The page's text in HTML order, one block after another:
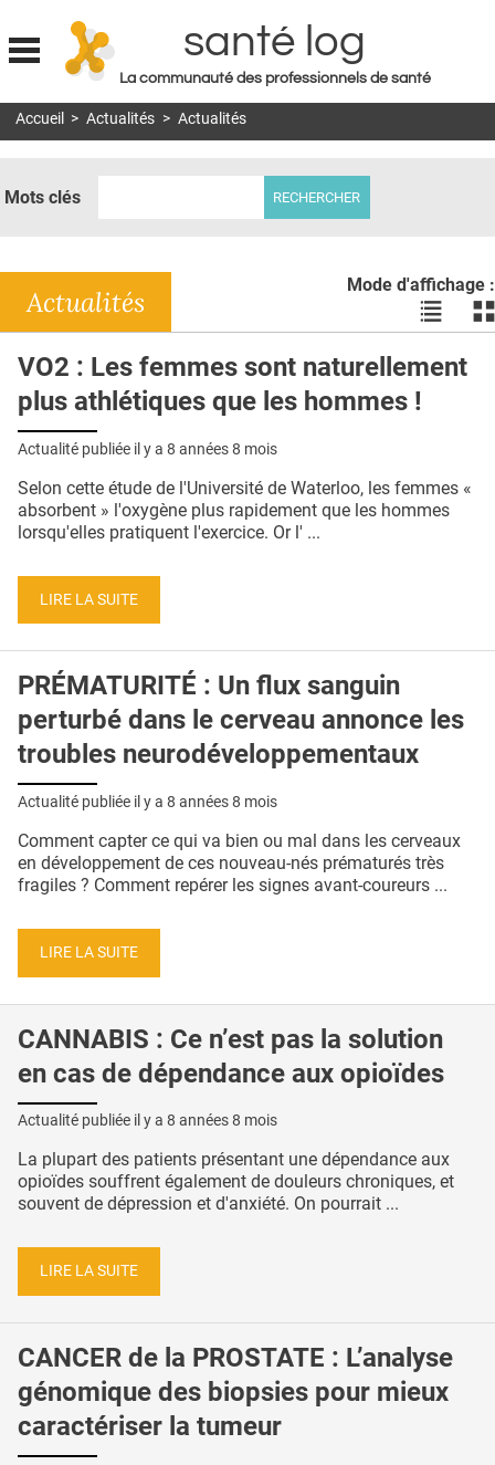
Jump to navigation
santé log
La communauté des professionnels de santé
MON COMPTE
DOSSIERS
RÉSEAUX
E-REVUE SAD
THÉMA
QUI SOMMES-NOUS ?
CONDITIONS GÉNÉRALES
CRÉDITS
Accueil > Actualités > Actualités
Mots clés
Mode d'affichage :
Voir
les
en
liste
les
Actualités
VO2 : Les femmes sont naturellement
plus athlétiques que les hommes !
Actualité publiée il y a 8 années 8 mois
Selon cette étude de l'Université de Waterloo, les femmes «
absorbent » l'oxygène plus rapidement que les hommes
lorsqu'elles pratiquent l'exercice. Or l' ...
LIRE LA SUITE
PRÉMATURITÉ : Un flux sanguin
perturbé dans le cerveau annonce les
troubles neurodéveloppementaux
Actualité publiée il y a 8 années 8 mois
Comment capter ce qui va bien ou mal dans les cerveaux
en développement de ces nouveau-nés prématurés très
fragiles ? Comment repérer les signes avant-coureurs ...
LIRE LA SUITE
CANNABIS : Ce n’est pas la solution
en cas de dépendance aux opioïdes
Actualité publiée il y a 8 années 8 mois
La plupart des patients présentant une dépendance aux
opioïdes souffrent également de douleurs chroniques, et
souvent de dépression et d'anxiété. On pourrait ...
LIRE LA SUITE
CANCER de la PROSTATE : L’analyse
génomique des biopsies pour mieux
caractériser la tumeur